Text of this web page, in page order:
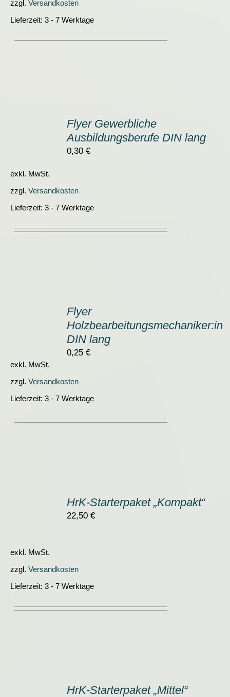
zzgl. Versandkosten
Lieferzeit: 3 - 7 Werktage
Flyer Gewerbliche
Ausbildungsberufe DIN lang
0,30€
exkl. MwSt.
zzgl. Versandkosten
Lieferzeit: 3 - 7 Werktage
Flyer
Holzbearbeitungsmechaniker:in
DIN lang
0,25€
exkl. MwSt.
zzgl. Versandkosten
Lieferzeit: 3 - 7 Werktage
HrK-Starterpaket „Kompakt“
22,50€
exkl. MwSt.
zzgl. Versandkosten
Lieferzeit: 3 - 7 Werktage
HrK-Starterpaket „Mittel“